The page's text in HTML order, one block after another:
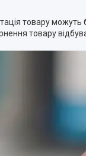
товару можуть
товару